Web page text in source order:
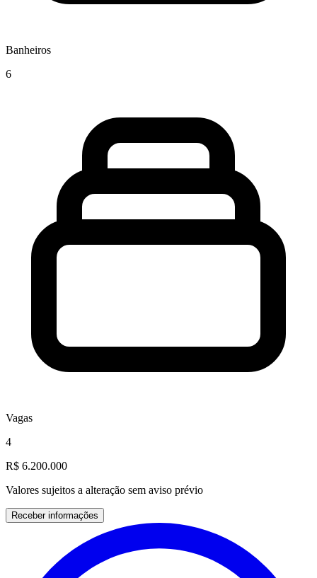
Banheiros
6
Vagas
4
R$ 6.200.000
Valores sujeitos a alteração sem aviso prévio
Receber informações